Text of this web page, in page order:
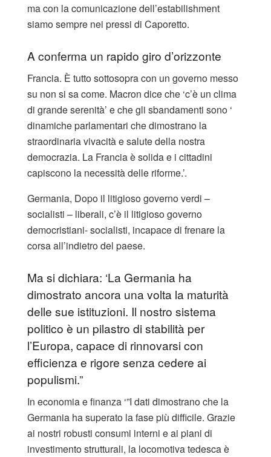
ma con la comunicazione dell’estabilishment
siamo sempre nei pressi di Caporetto.
A conferma un rapido giro d’orizzonte
Francia. È tutto sottosopra con un governo messo
su non si sa come. Macron dice che ‘c’è un clima
di grande serenità’ e che gli sbandamenti sono ‘
dinamiche parlamentari che dimostrano la
straordinaria vivacità e salute della nostra
democrazia. La Francia è solida e i cittadini
capiscono la necessità delle riforme.’.
Germania, Dopo il litigioso governo verdi –
socialisti – liberali, c’è il litigioso governo
democristiani- socialisti, incapace di frenare la
corsa all’indietro del paese.
Ma si dichiara: ‘La Germania ha
dimostrato ancora una volta la maturità
delle sue istituzioni. Il nostro sistema
politico è un pilastro di stabilità per
l’Europa, capace di rinnovarsi con
efficienza e rigore senza cedere ai
populismi.”
In economia e finanza ‘”I dati dimostrano che la
Germania ha superato la fase più difficile. Grazie
ai nostri robusti consumi interni e ai piani di
investimento strutturali, la locomotiva tedesca è